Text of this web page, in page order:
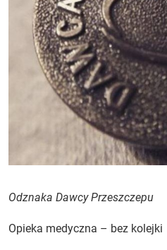
Odznaka Dawcy Przeszczepu
Opieka medyczna – bez kolejki